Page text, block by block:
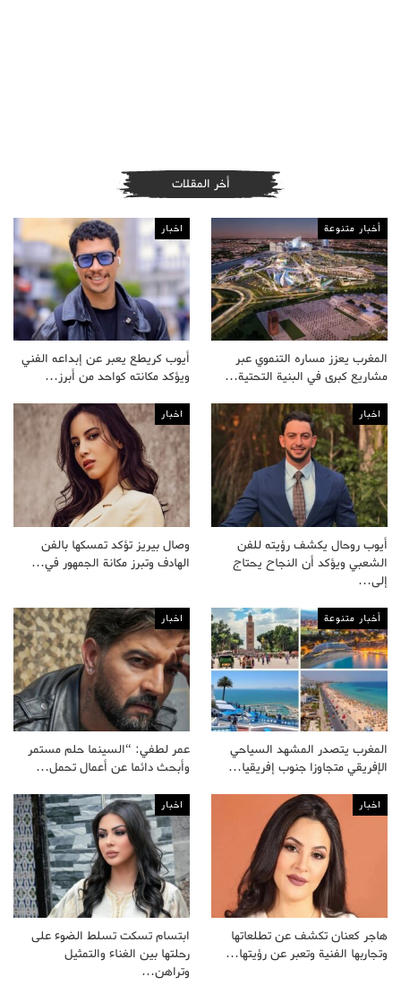
أخر المقلات
أخبار متنوعة
المغرب يعزز مساره التنموي عبر
مشاريع كبرى في البنية التحتية…
اخبار
أيوب كريطع يعبر عن إبداعه الفني
ويؤكد مكانته كواحد من أبرز…
اخبار
أيوب روحال يكشف رؤيته للفن
الشعبي ويؤكد أن النجاح يحتاج
إلى…
اخبار
وصال بيريز تؤكد تمسكها بالفن
الهادف وتبرز مكانة الجمهور في…
أخبار متنوعة
المغرب يتصدر المشهد السياحي
الإفريقي متجاوزا جنوب إفريقيا…
اخبار
عمر لطفي: “السينما حلم مستمر
وأبحث دائما عن أعمال تحمل…
اخبار
هاجر كعنان تكشف عن تطلعاتها
وتجاربها الفنية وتعبر عن رؤيتها…
اخبار
ابتسام تسكت تسلط الضوء على
رحلتها بين الغناء والتمثيل
وتراهن…